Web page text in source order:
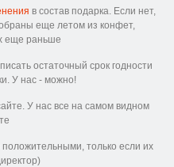
в состав подарка. Если нет,
еще летом из конфет,
еще раньше
остаточный срок годности
У нас - можно!
У нас все на самом видном
положительными, только если их